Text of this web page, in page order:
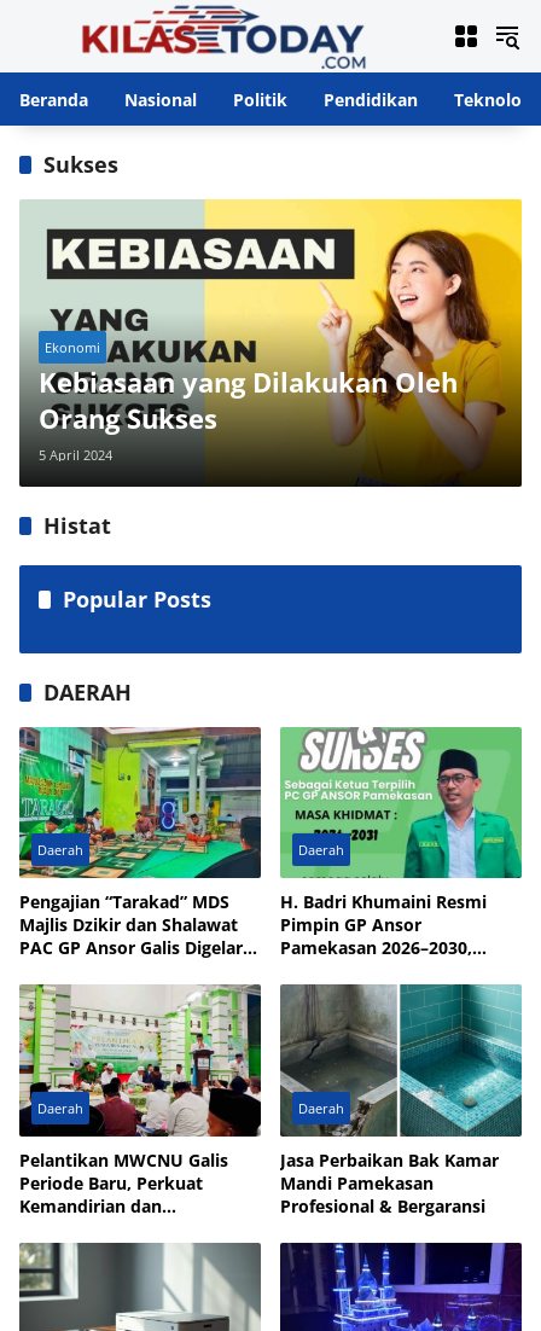
Beranda
Nasional Politik Pendidikan Teknologi
Sukses
Ekonomi
Kebiasaan yang Dilakukan Oleh
Orang Sukses
5 April 2024
Histat
Popular Posts
DAERAH
Daerah
Pengajian “Tarakad” MDS
Majlis Dzikir dan Shalawat
PAC GP Ansor Galis Digelar
Bulay
Daerah
H. Badri Khumaini Resmi
Pimpin GP Ansor
Pamekasan 2026–2030,
Daerah
Pelantikan MWCNU Galis
Periode Baru, Perkuat
Kemandirian dan
Daerah
Jasa Perbaikan Bak Kamar
Mandi Pamekasan
Profesional & Bergaransi